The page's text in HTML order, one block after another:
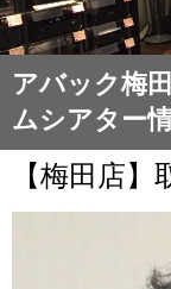
アバック梅
ムシアター
【梅田店】